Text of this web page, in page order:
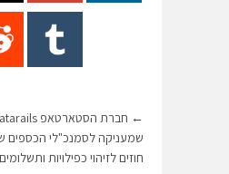
←
שמעניקה לסמנכ"לי הכספים
חוזים לזיהוי כפילויות